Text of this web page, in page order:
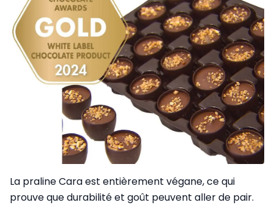
La praline Cara est entièrement végane, ce qui
prouve que durabilité et goût peuvent aller de pair.